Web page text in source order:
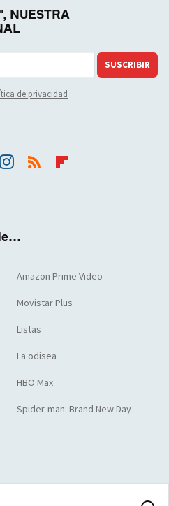
NUESTRA
SUSCRIBIR
de privacidad
Amazon Prime Video
Movistar Plus
Listas
La odisea
HBO Max
Spider-man: Brand New Day